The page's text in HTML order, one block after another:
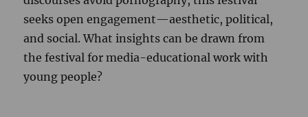
seeks open engagement—aesthetic, political,
and social. What insights can be drawn from
the festival for media-educational work with
young people?